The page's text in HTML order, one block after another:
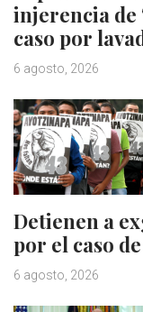
injerencia de
caso por
6 agosto, 2026
Detienen a
por el caso
6 agosto, 2026